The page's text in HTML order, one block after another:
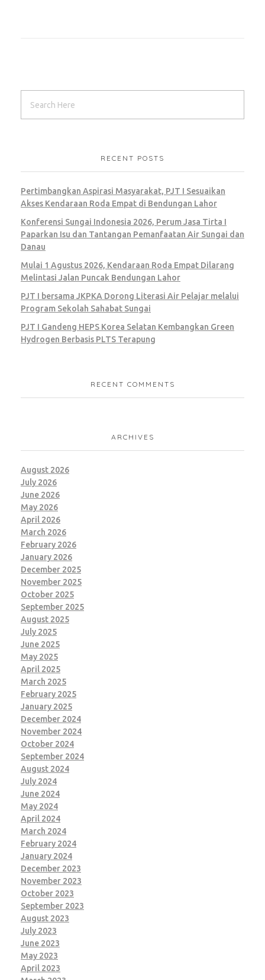
RECENT POSTS
Pertimbangkan Aspirasi Masyarakat, PJT I Sesuaikan
Akses Kendaraan Roda Empat di Bendungan Lahor
Konferensi Sungai Indonesia 2026, Perum Jasa Tirta I
Paparkan Isu dan Tantangan Pemanfaatan Air Sungai dan
Danau
Mulai 1 Agustus 2026, Kendaraan Roda Empat Dilarang
Melintasi Jalan Puncak Bendungan Lahor
PJT I bersama JKPKA Dorong Literasi Air Pelajar melalui
Program Sekolah Sahabat Sungai
PJT I Gandeng HEPS Korea Selatan Kembangkan Green
Hydrogen Berbasis PLTS Terapung
RECENT COMMENTS
ARCHIVES
August 2026
July 2026
June 2026
May 2026
April 2026
March 2026
February 2026
January 2026
December 2025
November 2025
October 2025
September 2025
August 2025
July 2025
June 2025
May 2025
April 2025
March 2025
February 2025
January 2025
December 2024
November 2024
October 2024
September 2024
August 2024
July 2024
June 2024
May 2024
April 2024
March 2024
February 2024
January 2024
December 2023
November 2023
October 2023
September 2023
August 2023
July 2023
June 2023
May 2023
April 2023